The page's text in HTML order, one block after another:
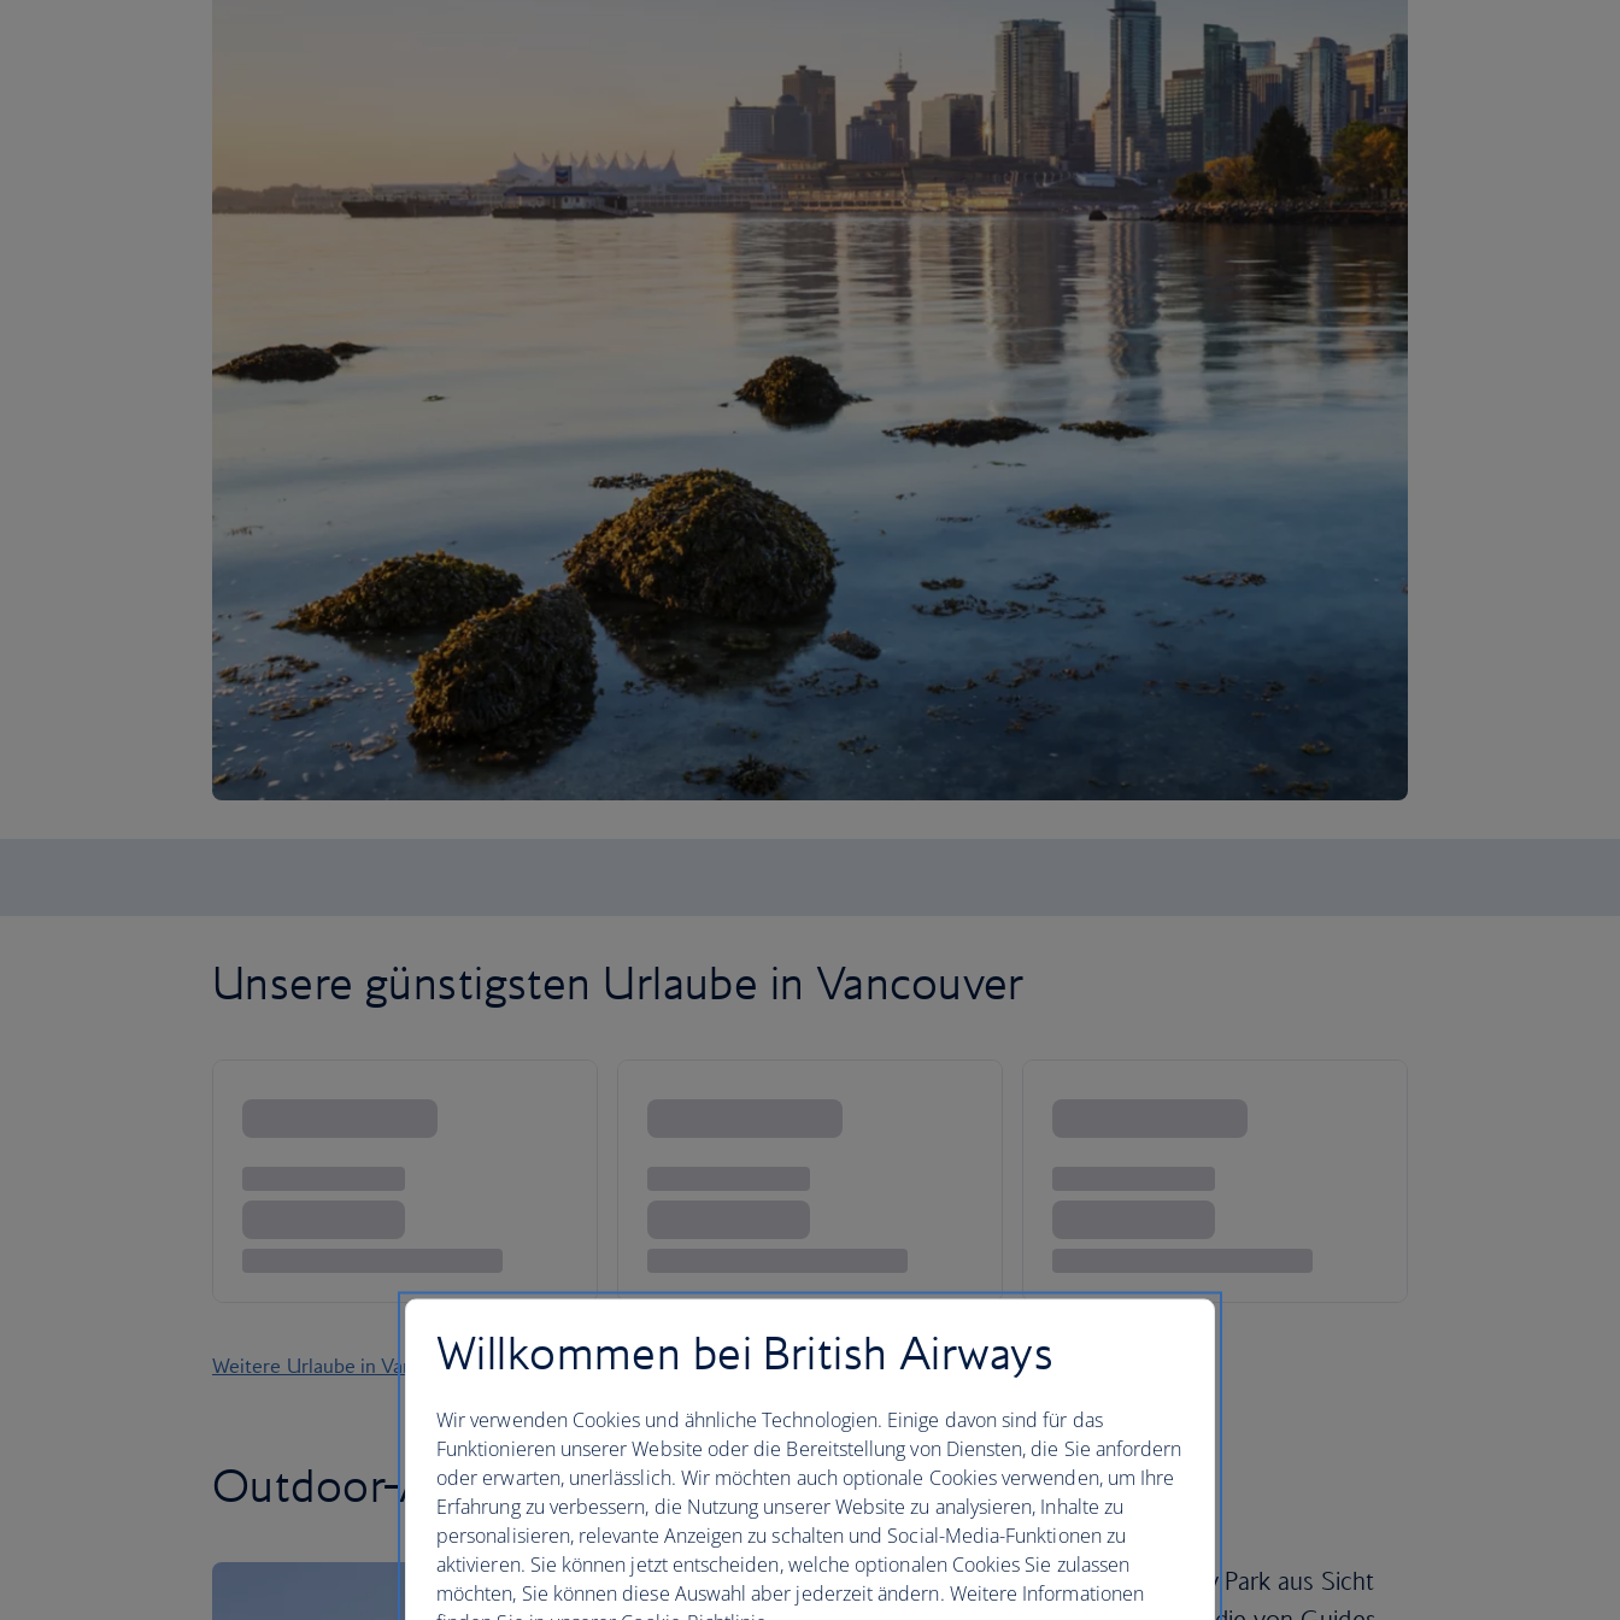
Unsere günstigsten Urlaube in Vancouver
Weitere Urlaube in Vancouver finden
Outdoor-Abenteuer und Kultur
Erleben Sie den 400 Hektar großen Stanley Park aus Sicht
Willkommen bei British Airways
Wir verwenden Cookies und ähnliche Technologien. Einige davon sind für das
Funktionieren unserer Website oder die Bereitstellung von Diensten, die Sie anfordern
oder erwarten, unerlässlich. Wir möchten auch optionale Cookies verwenden, um Ihre
Erfahrung zu verbessern, die Nutzung unserer Website zu analysieren, Inhalte zu
personalisieren, relevante Anzeigen zu schalten und Social-Media-Funktionen zu
aktivieren. Sie können jetzt entscheiden, welche optionalen Cookies Sie zulassen
möchten, Sie können diese Auswahl aber jederzeit ändern. Weitere Informationen